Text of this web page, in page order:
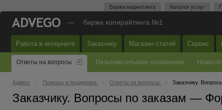
Биржа маркетинга Каталог услуг
— биржа копирайтинга №1
Работа в интернете Заказчику Магазин статей Сервис
Ответы на вопросы Пользовательское соглашение Новости
Адвего Помощь и поддержка Ответы на вопросы Заказчику.
Заказчику. Вопросы по заказам —